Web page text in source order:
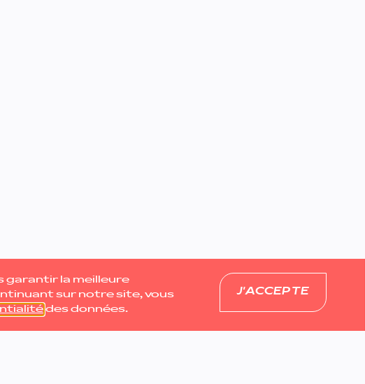
garantir la meilleure
sur notre site, vous
des données.
J'ACCEPTE